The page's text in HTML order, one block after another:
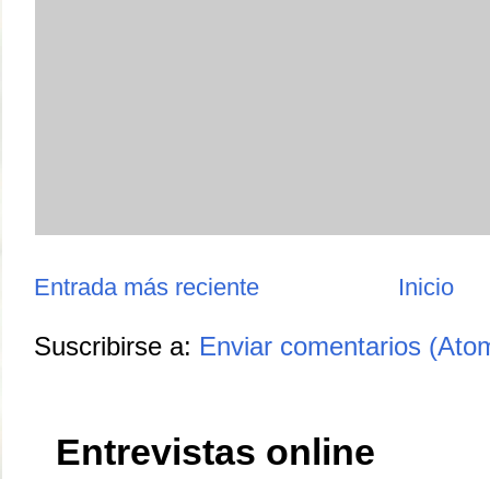
Entrada más reciente Inicio
Suscribirse a: Enviar comentarios
Entrevistas online